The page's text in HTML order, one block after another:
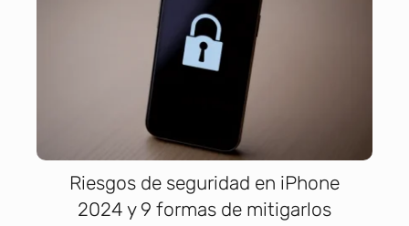
Riesgos de seguridad en iPhone
2024 y 9 formas de mitigarlos